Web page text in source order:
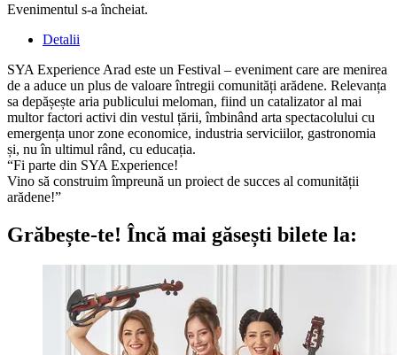
Evenimentul s-a încheiat.
Detalii
SYA Experience Arad este un Festival – eveniment care are menirea
de a aduce un plus de valoare întregii comunități arădene. Relevanța
sa depășește aria publicului meloman, fiind un catalizator al mai
multor factori activi din vestul țării, îmbinând arta spectacolului cu
emergența unor zone economice, industria serviciilor, gastronomia
și, nu în ultimul rând, cu educația.
“Fi parte din SYA Experience!
Vino să construim împreună un proiect de succes al comunității
arădene!”
Grăbește-te! Încă mai găsești bilete la: